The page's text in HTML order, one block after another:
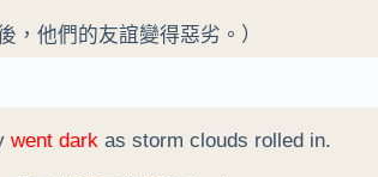
，他們的友誼變得惡劣。）
went dark as storm clouds rolled in.